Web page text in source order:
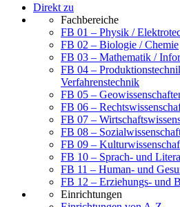
Direkt zu
Fachbereiche
FB 01 – Physik /
FB 02 – Biologie / Chemie
FB 03 – Mathematik /
FB 04 –
Verfahrenstechnik
FB 05 –
FB 06 –
FB 07 –
FB 08 –
FB 09 –
FB 10 – Sprach- und
FB 11 – Human- und
FB 12 – Erziehungs- und
Einrichtungen